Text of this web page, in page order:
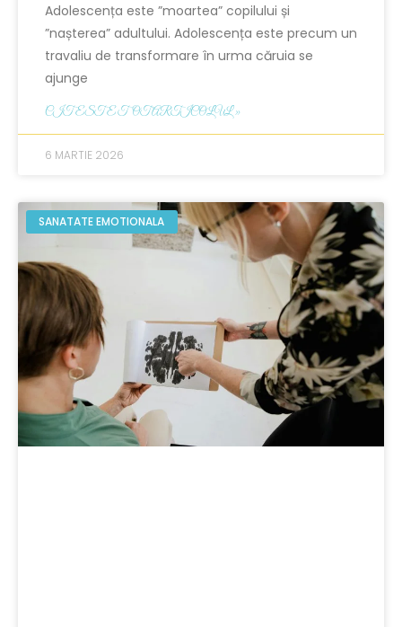
Adolescența este ”moartea” copilului și
”nașterea” adultului. Adolescența este precum un
travaliu de transformare în urma căruia se
ajunge
CITESTE TOT ARTICOLUL »
6 MARTIE 2026
SANATATE EMOTIONALA